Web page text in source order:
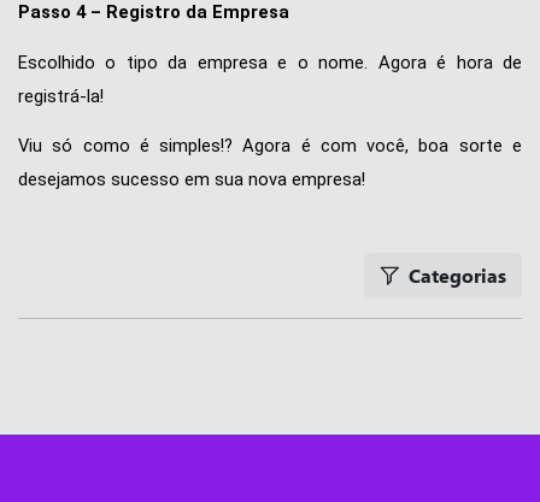
Passo 4 – Registro da Empresa
Escolhido o tipo da empresa e o nome. Agora é hora de
registrá-la!
Viu só como é simples!? Agora é com você, boa sorte e
desejamos sucesso em sua nova empresa!
Categorias